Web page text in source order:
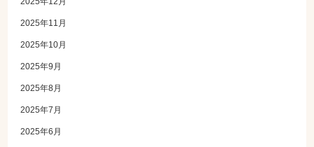
2025年11月
2025年10月
2025年9月
2025年8月
2025年7月
2025年6月